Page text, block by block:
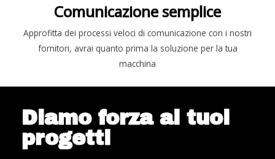
Comunicazione semplice
Approfitta dei processi veloci di comunicazione con i nostri
fornitori, avrai quanto prima la soluzione per la tua
macchina
Diamo forza ai tuoi
progetti